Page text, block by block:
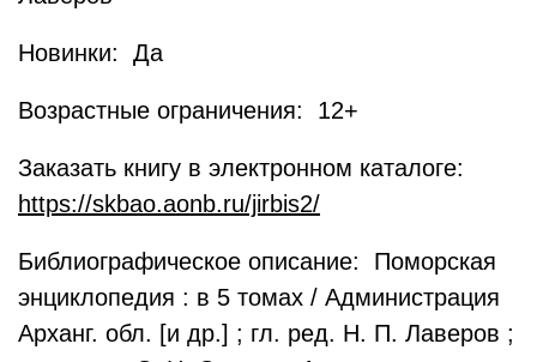
Новинки: Да
Возрастные ограничения: 12+
Заказать книгу в электронном каталоге:
https://skbao.aonb.ru/jirbis2/
Библиографическое описание: Поморская
энциклопедия : в 5 томах / Администрация
Арханг. обл. [и др.] ; гл. ред. Н. П. Лаверов ;